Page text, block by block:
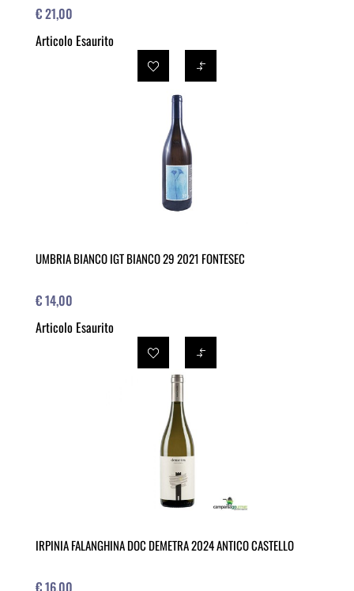
€ 21,00
Articolo Esaurito
UMBRIA BIANCO IGT BIANCO 29 2021 FONTESEC
€ 14,00
Articolo Esaurito
IRPINIA FALANGHINA DOC DEMETRA 2024 ANTICO CASTELLO